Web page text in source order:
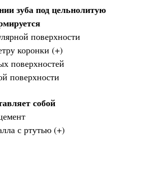
зуба под цельнолитую
поверхности
коронки (+)
поверхностей
поверхности
собой
с ртутью (+)